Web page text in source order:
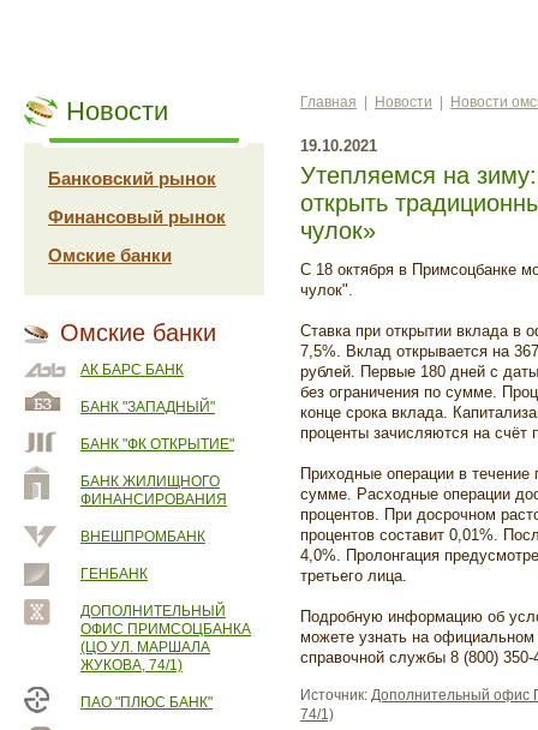
Новости
Банковский рынок
Финансовый рынок
Омские банки
Омские банки
АК БАРС БАНК
БАНК "ЗАПАДНЫЙ"
БАНК "ФК ОТКРЫТИЕ"
БАНК ЖИЛИЩНОГО
ФИНАНСИРОВАНИЯ
ВНЕШПРОМБАНК
ГЕНБАНК
ДОПОЛНИТЕЛЬНЫЙ
ОФИС ПРИМСОЦБАНКА
(ЦО УЛ. МАРШАЛА
ЖУКОВА, 74/1)
ПАО "ПЛЮС БАНК"
Главная Новости Новости
19.10.2021
Утепляемся на
открыть
чулок»
С 18 октября в Примсоцбанке
чулок".
Ставка при открытии вклада в
7,5%. Вклад открывается на
рублей. Первые 180 дней с
без ограничения по сумме.
конце срока вклада.
проценты зачисляются на счёт
Приходные операции в течение
сумме. Расходные операции
процентов. При досрочном
процентов составит 0,01%.
4,0%. Пролонгация
третьего лица.
Подробную информацию об
можете узнать на
справочной службы 8 (800)
Источник: Дополнительный офис
74/1)